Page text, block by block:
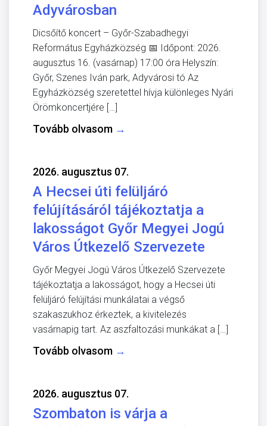
Adyvárosban
Dicsőítő koncert – Győr-Szabadhegyi
Református Egyházközség 📅 Időpont: 2026.
augusztus 16. (vasárnap) 17:00 óra Helyszín:
Győr, Szenes Iván park, Adyvárosi tó Az
Egyházközség szeretettel hívja különleges Nyári
Örömkoncertjére […]
Tovább olvasom →
2026. augusztus 07.
A Hecsei úti felüljáró
felújításáról tájékoztatja a
lakosságot Győr Megyei Jogú
Város Útkezelő Szervezete
Győr Megyei Jogú Város Útkezelő Szervezete
tájékoztatja a lakosságot, hogy a Hecsei úti
felüljáró felújítási munkálatai a végső
szakaszukhoz érkeztek, a kivitelezés
vasárnapig tart. Az aszfaltozási munkákat a […]
Tovább olvasom →
2026. augusztus 07.
Szombaton is várja a